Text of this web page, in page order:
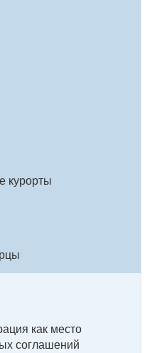
курорты
как место
соглашений